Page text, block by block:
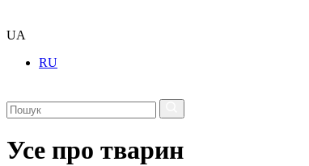
UA
RU
Усе про тварин